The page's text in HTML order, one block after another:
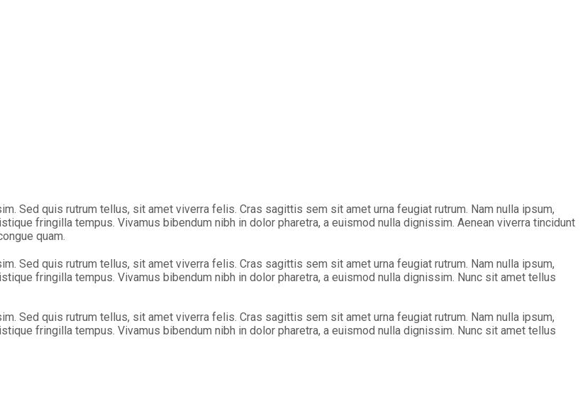
Sed quis rutrum tellus, sit amet viverra felis. Cras sagittis sem sit amet urna feugiat rutrum. Nam nulla ipsum,
fringilla tempus. Vivamus bibendum nibh in dolor pharetra, a euismod nulla dignissim. Aenean viverra tincidunt
quam.
Sed quis rutrum tellus, sit amet viverra felis. Cras sagittis sem sit amet urna feugiat rutrum. Nam nulla ipsum,
fringilla tempus. Vivamus bibendum nibh in dolor pharetra, a euismod nulla dignissim. Nunc sit amet tellus
Sed quis rutrum tellus, sit amet viverra felis. Cras sagittis sem sit amet urna feugiat rutrum. Nam nulla ipsum,
fringilla tempus. Vivamus bibendum nibh in dolor pharetra, a euismod nulla dignissim. Nunc sit amet tellus